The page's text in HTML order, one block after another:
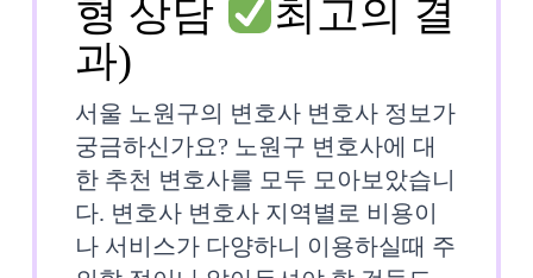
형 상담
최고의 결
과)
울
노
원
구
서울 노원구의 변호사 변호사 정보가
궁금하신가요? 노원구 변호사에 대
한 추천 변호사를 모두 모아보았습니
다. 변호사 변호사 지역별로 비용이
나 서비스가 다양하니 이용하실때 주